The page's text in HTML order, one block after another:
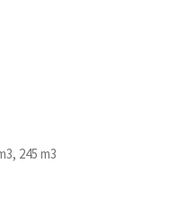
245 m3